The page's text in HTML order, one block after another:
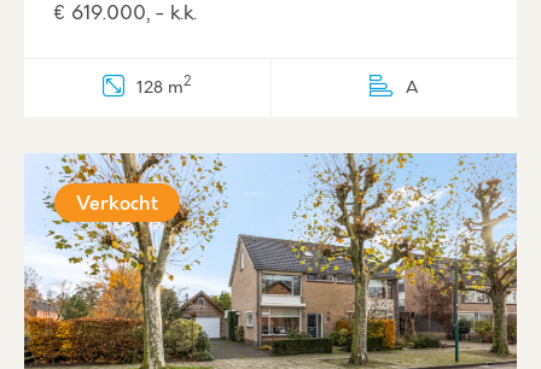
€ 619.000, - k.k.
128 m2 A
Verkocht